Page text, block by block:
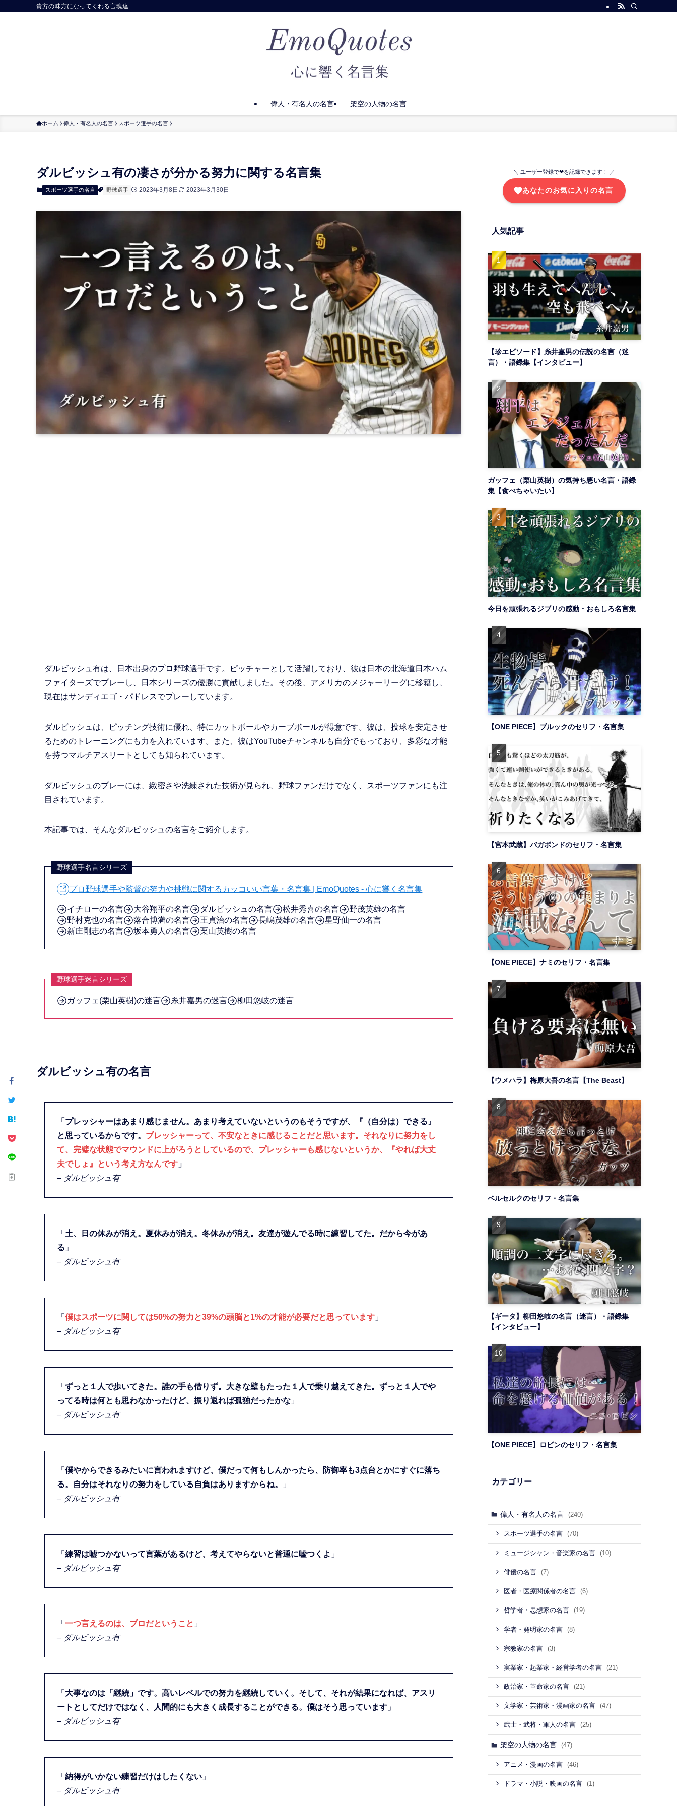
貴方の味方になってくれる言魂達
偉人・有名人の名言 架空の人物の名言
ホーム 偉人・有名人の名言 スポーツ選手の名言
ダルビッシュ有の凄さが分かる努力に関する名言集
スポーツ選手の名言 野球選手 2023年3月8日 2023年3月30日
ダルビッシュ有は、日本出身のプロ野球選手です。ピッチャーとして活躍しており、彼は日本の北海道日本ハム
ファイターズでプレーし、日本シリーズの優勝に貢献しました。その後、アメリカのメジャーリーグに移籍し、
現在はサンディエゴ・パドレスでプレーしています。
ダルビッシュは、ピッチング技術に優れ、特にカットボールやカーブボールが得意です。彼は、投球を安定させ
るためのトレーニングにも力を入れています。また、彼はYouTubeチャンネルも自分でもっており、多彩な才能
を持つマルチアスリートとしても知られています。
ダルビッシュのプレーには、緻密さや洗練された技術が見られ、野球ファンだけでなく、スポーツファンにも注
目されています。
本記事では、そんなダルビッシュの名言をご紹介します。
野球選手名言シリーズ
プロ野球選手や監督の努力や挑戦に関するカッコいい言葉・名言集 | EmoQuotes - 心に響く名言集
イチローの名言 大谷翔平の名言 ダルビッシュの名言 松井秀喜の名言
野茂英雄の名言
野村克也の名言
落合博満の名言 王貞治の名言 長嶋茂雄の名言
星野仙一の名言
新庄剛志の名言
坂本勇人の名言 栗山英樹の名言
野球選手迷言シリーズ
ガッフェ(栗山英樹)の迷言 糸井嘉男の迷言 柳田悠岐の迷言
ダルビッシュ有の名言
「プレッシャーはあまり感じません。あまり考えていないというのもそうですが、『（自分は）できる』
と思っているからです。 プレッシャーって、不安なときに感じることだと思います。それなりに努力をし
て、完璧な状態でマウンドに上がろうとしているので、プレッシャーも感じないというか、『やれば大丈
夫でしょ』という考え方なんです 」
– ダルビッシュ有
「 土、日の休みが消え。夏休みが消え。冬休みが消え。友達が遊んでる時に練習してた。だから今があ
る 」
– ダルビッシュ有
「 僕はスポーツに関しては50%の努力と39%の頭脳と1%の才能が必要だと思っています 」
– ダルビッシュ有
「 ずっと１人で歩いてきた。誰の手も借りず。大きな壁もたった１人で乗り越えてきた。ずっと１人でや
ってる時は何とも思わなかったけど、振り返れば孤独だったかな 」
– ダルビッシュ有
「 僕やからできるみたいに言われますけど、僕だって何もしんかったら、防御率も3点台とかにすぐに落ち
る。自分はそれなりの努力をしている自負はありますからね。
」
– ダルビッシュ有
「 練習は嘘つかないって言葉があるけど、考えてやらないと普通に嘘つくよ 」
– ダルビッシュ有
「 一つ言えるのは、 プロだということ 」
– ダルビッシュ有
「 大事なのは「継続」です。高いレベルでの努力を継続していく。そして、それが結果になれば、アスリ
ートとしてだけではなく、人間的にも大きく成長することができる。僕はそう思っています 」
– ダルビッシュ有
「 納得がいかない練習だけはしたくない 」
– ダルビッシュ有
＼ ユーザー登録で❤を記録できます！ ／
あなたのお気に入りの名言
人気記事
【珍エピソード】糸井嘉男の伝説の名言（迷
言）・語録集【インタビュー】
ガッフェ（栗山英樹）の気持ち悪い名言・語録
集【食べちゃいたい】
今日を頑張れるジブリの感動・おもしろ名言集
【ONE PIECE】ブルックのセリフ・名言集
【宮本武蔵】バガボンドのセリフ・名言集
【ONE PIECE】ナミのセリフ・名言集
【ウメハラ】梅原大吾の名言【The Beast】
ベルセルクのセリフ・名言集
【ギータ】柳田悠岐の名言（迷言）・語録集
【インタビュー】
【ONE PIECE】ロビンのセリフ・名言集
カテゴリー
偉人・有名人の名言 (240)
スポーツ選手の名言 (70)
ミュージシャン・音楽家の名言 (10)
俳優の名言 (7)
医者・医療関係者の名言 (6)
哲学者・思想家の名言 (19)
学者・発明家の名言 (8)
宗教家の名言 (3)
実業家・起業家・経営学者の名言 (21)
政治家・革命家の名言 (21)
文学家・芸術家・漫画家の名言 (47)
武士・武将・軍人の名言 (25)
架空の人物の名言 (47)
アニメ・漫画の名言 (46)
ドラマ・小説・映画の名言 (1)